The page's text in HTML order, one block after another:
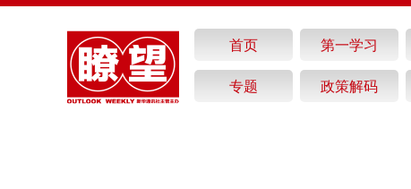
首页 第一学习
专题
政策解码